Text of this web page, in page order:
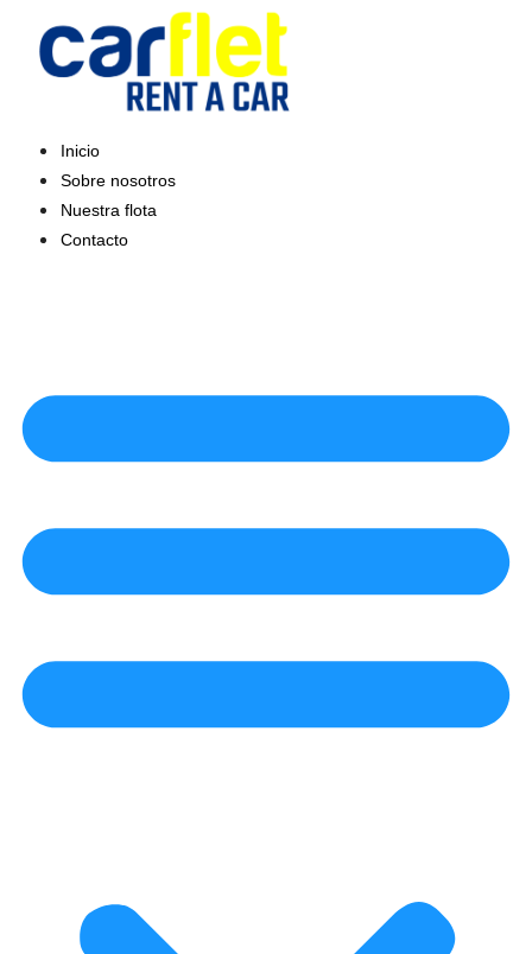
contenido
Inicio
Sobre nosotros
Nuestra flota
Contacto